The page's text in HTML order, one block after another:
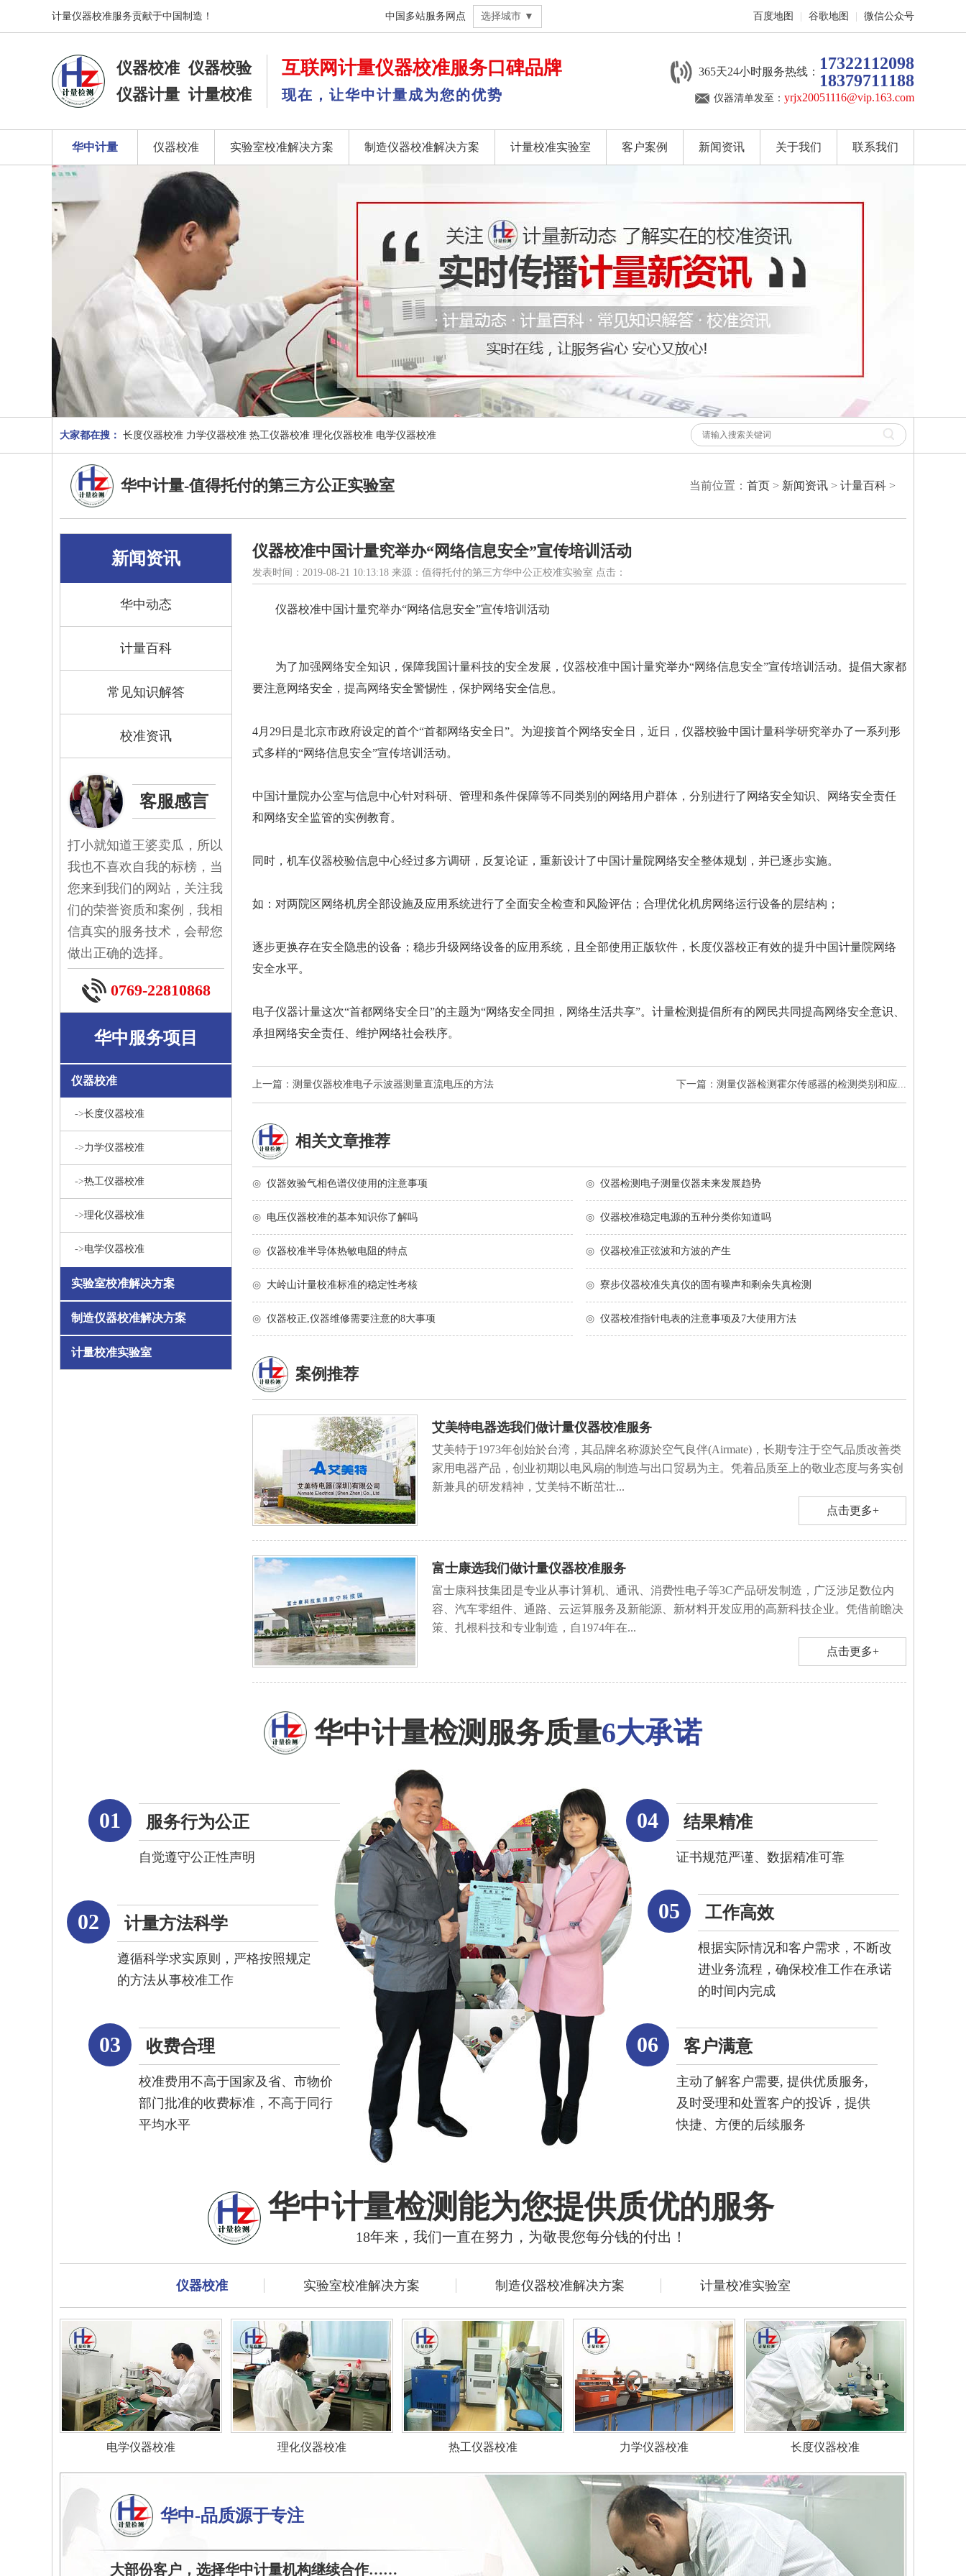
计量仪器校准服务贡献于中国制造！ 中国多站服务网点 选择城市 ▼ 百度地图 谷歌地图 微信公众号
仪器校准 仪器校验
仪器计量 计量校准
互联网计量仪器校准服务口碑品牌
现在，让华中计量成为您的优势
365天24小时服务热线： 17322112098
18379711188
仪器清单发至： yrjx20051116@vip.163.com
华中计量 仪器校准 实验室校准解决方案 制造仪器校准解决方案 计量校准实验室 客户案例 新闻资讯 关于我们 联系我们
大家都在搜： 长度仪器校准 力学仪器校准 热工仪器校准 理化仪器校准 电学仪器校准
当前位置： 首页 > 新闻资讯 > 计量百科 >
华中计量-值得托付的第三方公正实验室
新闻资讯
华中动态
计量百科
常见知识解答
校准资讯
客服感言
打小就知道王婆卖瓜，所以
我也不喜欢自我的标榜，当
您来到我们的网站，关注我
们的荣誉资质和案例，我相
信真实的服务技术，会帮您
做出正确的选择。
0769-22810868
华中服务项目
仪器校准
->长度仪器校准
->力学仪器校准
->热工仪器校准
->理化仪器校准
->电学仪器校准
实验室校准解决方案
制造仪器校准解决方案
计量校准实验室
仪器校准中国计量究举办“网络信息安全”宣传培训活动
发表时间：2019-08-21 10:13:18 来源：值得托付的第三方华中公正校准实验室 点击：
仪器校准中国计量究举办“网络信息安全”宣传培训活动
为了加强网络安全知识，保障我国计量科技的安全发展，仪器校准中国计量究举办“网络信息安全”宣传培训活动。提倡大家都
要注意网络安全，提高网络安全警惕性，保护网络安全信息。
4月29日是北京市政府设定的首个“首都网络安全日”。为迎接首个网络安全日，近日， 仪器校验中国计量科学研究举办了一系列形
式多样的“网络信息安全”宣传培训活动。
中国计量院办公室与信息中心针对科研、管理和条件保障等不同类别的网络用户群体，分别进行了网络安全知识、网络安全责任
和网络安全监管的实例教育。
同时， 机车仪器校验信息中心经过多方调研，反复论证，重新设计了中国计量院网络安全整体规划，并已逐步实施。
如：对两院区网络机房全部设施及应用系统进行了全面安全检查和风险评估；合理优化机房网络运行设备的层结构；
逐步更换存在安全隐患的设备；稳步升级网络设备的应用系统，且全部使用正版软件， 长度仪器校正有效的提升中国计量院网络
安全水平。
电子仪器计量这次“首都网络安全日”的主题为“网络安全同担，网络生活共享”。 计量检测提倡所有的网民共同提高网络安全意识、
承担网络安全责任、维护网络社会秩序。
下一篇：测量仪器检测霍尔传感器的检测类别和应...
上一篇：测量仪器校准电子示波器测量直流电压的方法
相关文章推荐
◎ 仪器效验气相色谱仪使用的注意事项 ◎ 仪器检测电子测量仪器未来发展趋势
◎ 电压仪器校准的基本知识你了解吗 ◎ 仪器校准稳定电源的五种分类你知道吗
◎ 仪器校准半导体热敏电阻的特点 ◎ 仪器校准正弦波和方波的产生
◎ 大岭山计量校准标准的稳定性考核 ◎ 寮步仪器校准失真仪的固有噪声和剩余失真检测
◎ 仪器校正,仪器维修需要注意的8大事项 ◎ 仪器校准指针电表的注意事项及7大使用方法
案例推荐
艾美特电器选我们做计量仪器校准服务
艾美特于1973年创始於台湾，其品牌名称源於空气良伴(Airmate)，长期专注于空气品质改善类
家用电器产品，创业初期以电风扇的制造与出口贸易为主。凭着品质至上的敬业态度与务实创
新兼具的研发精神，艾美特不断茁壮...
点击更多+
富士康选我们做计量仪器校准服务
富士康科技集团是专业从事计算机、通讯、消费性电子等3C产品研发制造，广泛涉足数位内
容、汽车零组件、通路、云运算服务及新能源、新材料开发应用的高新科技企业。凭借前瞻决
策、扎根科技和专业制造，自1974年在...
点击更多+
华中计量检测服务质量6大承诺
01 服务行为公正
自觉遵守公正性声明
02 计量方法科学
遵循科学求实原则，严格按照规定
的方法从事校准工作
03 收费合理
校准费用不高于国家及省、市物价
部门批准的收费标准，不高于同行
平均水平
04 结果精准
证书规范严谨、数据精准可靠
05 工作高效
根据实际情况和客户需求，不断改
进业务流程，确保校准工作在承诺
的时间内完成
06 客户满意
主动了解客户需要, 提供优质服务,
及时受理和处置客户的投诉，提供
快捷、方便的后续服务
华中计量检测能为您提供质优的服务
18年来，我们一直在努力，为敬畏您每分钱的付出！
仪器校准 实验室校准解决方案 制造仪器校准解决方案 计量校准实验室
电学仪器校准 理化仪器校准 热工仪器校准 力学仪器校准 长度仪器校准
华中-品质源于专注
大部份客户，选择华中计量机构继续合作……